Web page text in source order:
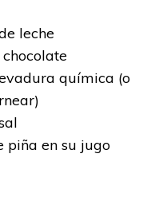
leche
química (o
piña en su jugo